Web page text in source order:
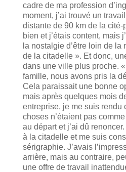
cadre de ma profession
moment, j’ai trouvé un
distante de 90 km de la
bien et j’étais content, mais
la nostalgie d’être loin de la
de la citadelle ». Et donc,
dans une ville plus proche.
famille, nous avons pris la
Cela paraissait une bonne
mais après quelques mois
entreprise, je me suis rendu
choses n’étaient pas
au départ et j’ai dû
à la citadelle et me suis
sérigraphie. J’avais
arrière, mais au contraire,
une offre de travail